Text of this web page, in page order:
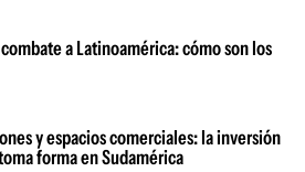
a Latinoamérica: cómo son los
y espacios comerciales: la inversión
forma en Sudamérica